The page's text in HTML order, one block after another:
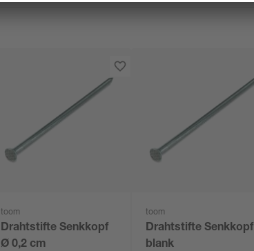
toom
Drahtstifte Senkkopf
Ø 0,2 cm
toom
Drahtstifte Senkkopf
blank